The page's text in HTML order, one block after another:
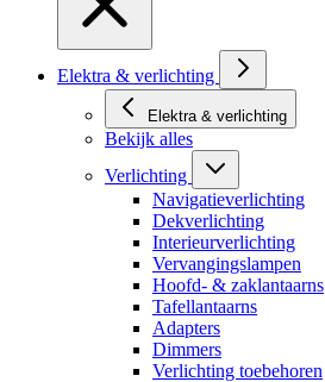
Elektra & verlichting
Elektra & verlichting
Bekijk alles
Verlichting
Navigatieverlichting
Dekverlichting
Interieurverlichting
Vervangingslampen
Hoofd- & zaklantaarns
Tafellantaarns
Adapters
Dimmers
Verlichting toebehoren